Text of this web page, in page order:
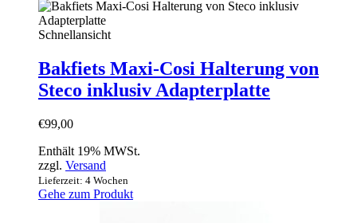
Schnellansicht
Bakfiets Maxi-Cosi Halterung von
Steco inklusiv Adapterplatte
€99,00
Enthält 19% MWSt.
zzgl. Versand
Lieferzeit: 4 Wochen
Gehe zum Produkt